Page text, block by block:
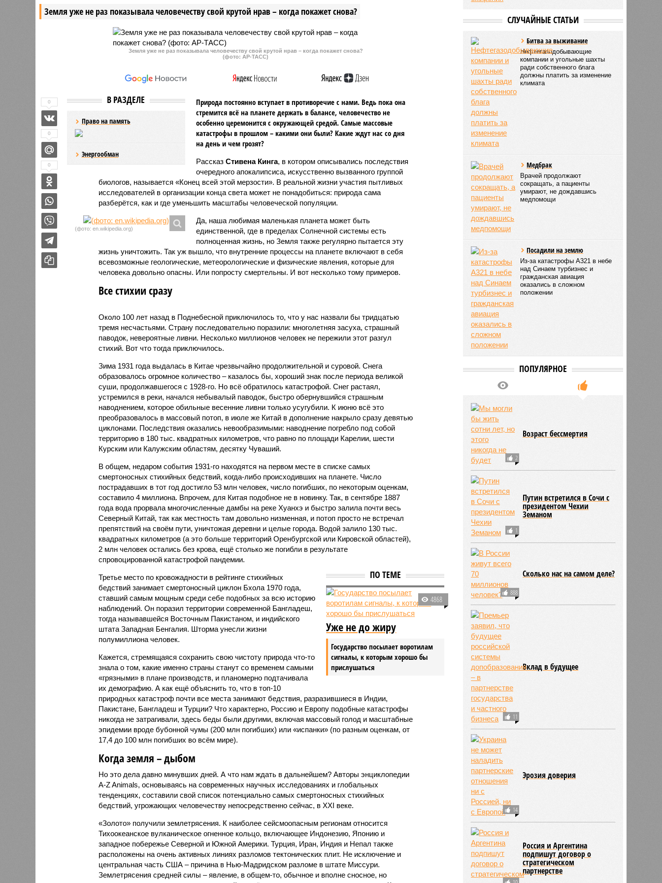
анонсировала введение в стране
Такое заключение по итогам
обследования вынес его
лечащий врач Шон Барбабелла
вице-премьер российского
Земля уже не раз показывала человечеству свой крутой нрав – когда покажет снова?
Земля уже не раз показывала человечеству свой крутой нрав – когда покажет снова?
(фото: АР-ТАСС)
В РАЗДЕЛЕ
Право на память
Энергообман
Природа постоянно вступает в противоречие с нами. Ведь пока она
стремится всё на планете держать в балансе, человечество не
особенно церемонится с окружающей средой. Самые массовые
катастрофы в прошлом – какими они были? Какие ждут нас со дня
на день и чем грозят?
Рассказ Стивена Кинга, в котором описывались последствия
очередного апокалипсиса, искусственно вызванного группой
биологов, называется «Конец всей этой мерзости». В реальной жизни участия пытливых
исследователей в организации конца света может не понадобиться: природа сама
разберётся, как и где уменьшить масштабы человеческой популяции.
(фото: en.wikipedia.org)
Да, наша любимая маленькая планета может быть
единственной, где в пределах Солнечной системы есть
полноценная жизнь, но Земля также регулярно пытается эту
жизнь уничтожить. Так уж вышло, что внутренние процессы на планете включают в себя
всевозможные геологические, метеорологические и физические явления, которые для
человека довольно опасны. Или попросту смертельны. И вот несколько тому примеров.
Все стихии сразу
Около 100 лет назад в Поднебесной приключилось то, что у нас назвали бы тридцатью
тремя несчастьями. Страну последовательно поразили: многолетняя засуха, страшный
паводок, невероятные ливни. Несколько миллионов человек не пережили этот разгул
стихий. Вот что тогда приключилось.
Зима 1931 года выдалась в Китае чрезвычайно продолжительной и суровой. Снега
образовалось огромное количество – казалось бы, хороший знак после периода великой
суши, продолжавшегося с 1928-го. Но всё обратилось катастрофой. Снег растаял,
устремился в реки, начался небывалый паводок, быстро обернувшийся страшным
наводнением, которое обильные весенние ливни только усугубили. К июню всё это
преобразовалось в массовый потоп, в июле же Китай в дополнение накрыло сразу девятью
циклонами. Последствия оказались невообразимыми: наводнение погребло под собой
территорию в 180 тыс. квадратных километров, что равно по площади Карелии, шести
Курским или Калужским областям, десятку Чуваший.
В общем, недаром события 1931-го находятся на первом месте в списке самых
смертоносных стихийных бедствий, когда-либо происходивших на планете. Число
пострадавших в тот год достигло 53 млн человек, число погибших, по некоторым оценкам,
составило 4 миллиона. Впрочем, для Китая подобное не в новинку. Так, в сентябре 1887
года вода прорвала многочисленные дамбы на реке Хуанхэ и быстро залила почти весь
Северный Китай, так как местность там довольно низменная, и потоп просто не встречал
препятствий на своём пути, уничтожая деревни и целые города. Водой залило 130 тыс.
квадратных километров (а это больше территорий Оренбургской или Кировской областей),
2 млн человек остались без крова, ещё столько же погибли в результате
спровоцированной катастрофой пандемии.
ПО ТЕМЕ
4868
Уже не до жиру
Государство посылает воротилам
сигналы, к которым хорошо бы
прислушаться
Третье место по кровожадности в рейтинге стихийных
бедствий занимает смертоносный циклон Бхола 1970 года,
ставший самым мощным среди себе подобных за всю историю
наблюдений. Он поразил территории современной Бангладеш,
тогда называвшейся Восточным Пакистаном, и индийского
штата Западная Бенгалия. Шторма унесли жизни
полумиллиона человек.
Кажется, стремящаяся сохранить свою чистоту природа что-то
знала о том, какие именно страны станут со временем самыми
«грязными» в плане производств, и планомерно подтачивала
их демографию. А как ещё объяснить то, что в топ-10
природных катастроф почти все места занимают бедствия, разразившиеся в Индии,
Пакистане, Бангладеш и Турции? Что характерно, Россию и Европу подобные катастрофы
никогда не затрагивали, здесь беды были другими, включая массовый голод и масштабные
эпидемии вроде бубонной чумы (200 млн погибших) или «испанки» (по разным оценкам, от
17,4 до 100 млн погибших во всём мире).
Когда земля – дыбом
Но это дела давно минувших дней. А что нам ждать в дальнейшем? Авторы энциклопедии
A-Z Animals, основываясь на современных научных исследованиях и глобальных
тенденциях, составили свой список потенциально самых смертоносных стихийных
бедствий, угрожающих человечеству непосредственно сейчас, в XXI веке.
«Золото» получили землетрясения. К наиболее сейсмоопасным регионам относится
Тихоокеанское вулканическое огненное кольцо, включающее Индонезию, Японию и
западное побережье Северной и Южной Америки. Турция, Иран, Индия и Непал также
расположены на очень активных линиях разломов тектонических плит. Не исключение и
центральная часть США – причина в Нью-Мадридском разломе в штате Миссури.
Землетрясения средней силы – явление, в общем-то, обычное и вполне сносное, но
0
0
0
СЛУЧАЙНЫЕ СТАТЬИ
Битва за выживание
Нефтегазодобывающие
компании и угольные шахты
ради собственного блага
должны платить за изменение
климата
Mедбрак
Врачей продолжают
сокращать, а пациенты
умирают, не дождавшись
медпомощи
Посадили на землю
Из-за катастрофы А321 в небе
над Синаем турбизнес и
гражданская авиация
оказались в сложном
положении
ПОПУЛЯРНОЕ
2
Возраст бессмертия
1
Путин встретился в Сочи с
президентом Чехии
Земаном
888
Сколько нас на самом деле?
11
Вклад в будущее
14
Эрозия доверия
Россия и Аргентина
подпишут договор о
стратегическом
партнерстве